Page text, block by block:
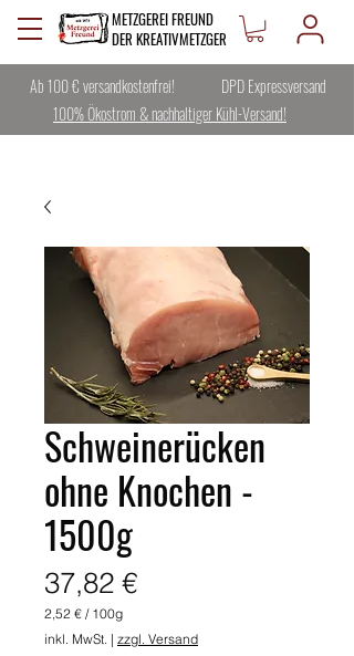
METZGEREI FREUND
DER KREATIVMETZGER
Ab 100 € versandkostenfrei!
DPD Expressversand
100% Ökostrom & nachhaltiger Kühl-Versand!
Schweinerücken
ohne Knochen -
1500g
37,82 €Preis
2,52 € / 100g
2,52 €
pro
inkl. MwSt. | zzgl. Versand